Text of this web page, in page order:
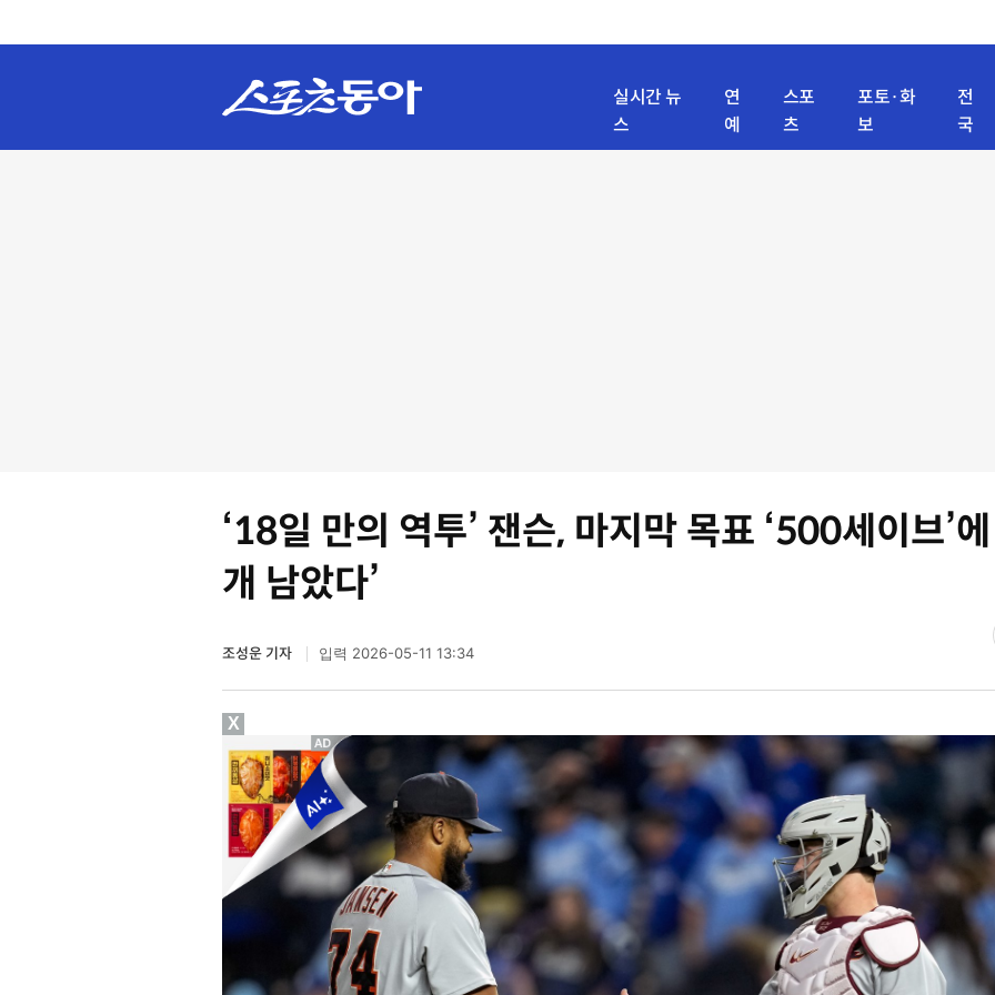
실시간 뉴
스
연
예
스포
츠
포토·화
보
전
국
‘18일 만의 역투’ 잰슨, 마지막 목표 ‘500세이브’
개 남았다’
조성운 기자 입력 2026-05-11 13:34
X